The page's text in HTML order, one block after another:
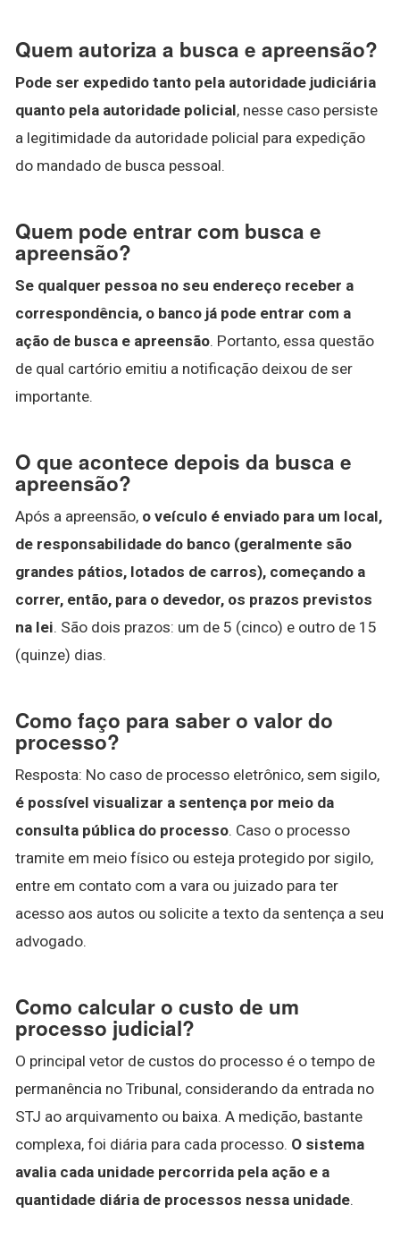
Quem autoriza a busca e apreensão?
Pode ser expedido tanto pela autoridade judiciária
quanto pela autoridade policial, nesse caso persiste
a legitimidade da autoridade policial para expedição
do mandado de busca pessoal.
Quem pode entrar com busca e
apreensão?
Se qualquer pessoa no seu endereço receber a
correspondência, o banco já pode entrar com a
ação de busca e apreensão. Portanto, essa questão
de qual cartório emitiu a notificação deixou de ser
importante.
O que acontece depois da busca e
apreensão?
Após a apreensão, o veículo é enviado para um local,
de responsabilidade do banco (geralmente são
grandes pátios, lotados de carros), começando a
correr, então, para o devedor, os prazos previstos
na lei. São dois prazos: um de 5 (cinco) e outro de 15
(quinze) dias.
Como faço para saber o valor do
processo?
Resposta: No caso de processo eletrônico, sem sigilo,
é possível visualizar a sentença por meio da
consulta pública do processo. Caso o processo
tramite em meio físico ou esteja protegido por sigilo,
entre em contato com a vara ou juizado para ter
acesso aos autos ou solicite a texto da sentença a seu
advogado.
Como calcular o custo de um
processo judicial?
O principal vetor de custos do processo é o tempo de
permanência no Tribunal, considerando da entrada no
STJ ao arquivamento ou baixa. A medição, bastante
complexa, foi diária para cada processo. O sistema
avalia cada unidade percorrida pela ação e a
quantidade diária de processos nessa unidade.